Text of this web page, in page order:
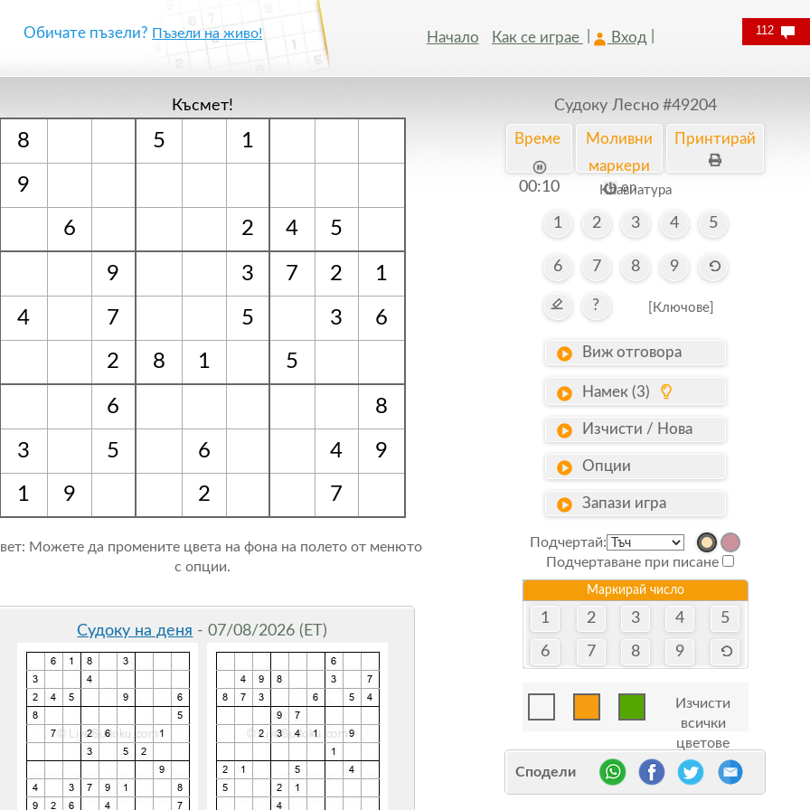
Обичате пъзели? Пъзели на живо! Начало Как се играе Вход
Късмет!
8 5 1
9
6
2 4 5
9 3 7 2 1
4 7 5 3
6
2
8 1 5
6 8
3 5 6 4
9
1
9 2 7
Можете да промените цвета на фона на полето от менюто
с опции.
Судоку на деня - 07/08/2026 (ET)
Судоку Лесно #49204
Време
00:10
Моливни
маркери
on
Принтирай
Kлавиатура
1 2 3 4 5
6 7 8 9
? [Ключове]
Виж отговора
Намек (3)
Изчисти / Нова
Опции
Запази игра
Подчертай:
Подчертаване при писане
Маркирай число
1 2 3 4 5
6 7 8 9
Изчисти
всички
цветове
Сподели
112